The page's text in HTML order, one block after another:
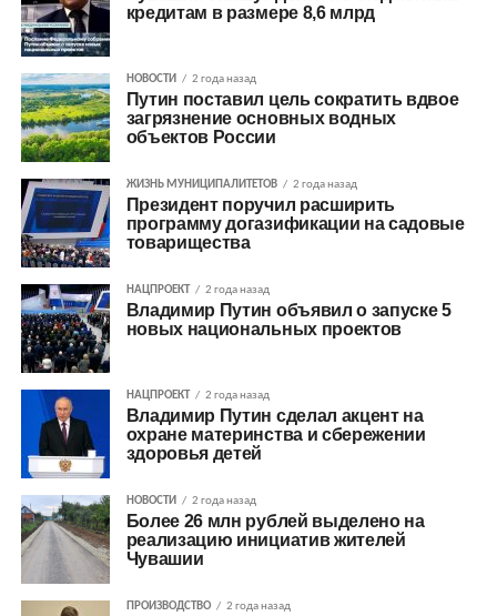
кредитам в размере 8,6 млрд
НОВОСТИ 2 года назад
Путин поставил цель сократить вдвое
загрязнение основных водных
объектов России
ЖИЗНЬ МУНИЦИПАЛИТЕТОВ 2 года назад
Президент поручил расширить
программу догазификации на садовые
товарищества
НАЦПРОЕКТ 2 года назад
Владимир Путин объявил о запуске 5
новых национальных проектов
НАЦПРОЕКТ 2 года назад
Владимир Путин сделал акцент на
охране материнства и сбережении
здоровья детей
НОВОСТИ 2 года назад
Более 26 млн рублей выделено на
реализацию инициатив жителей
Чувашии
ПРОИЗВОДСТВО 2 года назад